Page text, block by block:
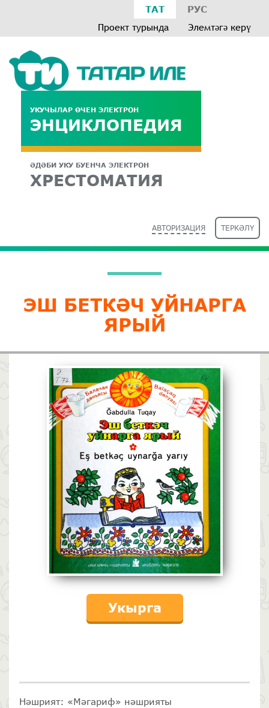
ТАТ РУС
Проект турында Элемтәгә керү
УКУЧЫЛАР ӨЧЕН ЭЛЕКТРОН
ЭНЦИКЛОПЕДИЯ
ӘДӘБИ УКУ БУЕНЧА ЭЛЕКТРОН
ХРЕСТОМАТИЯ
АВТОРИЗАЦИЯ ТЕРКӘЛҮ
ЭШ БЕТКӘЧ УЙНАРГА
ЯРЫЙ
Укырга
Нәшрият: «Мәгариф» нәшрияты